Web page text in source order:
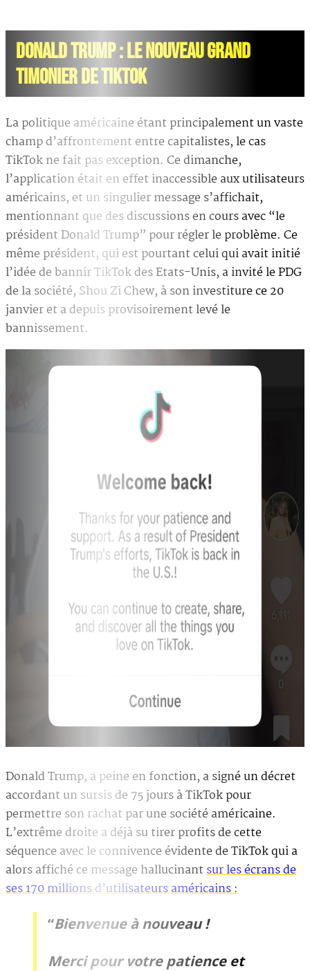
DONALD TRUMP : LE NOUVEAU GRAND
TIMONIER DE TIKTOK
La politique américaine étant principalement un vaste
champ d’affrontement entre capitalistes, le cas
TikTok ne fait pas exception. Ce dimanche,
l’application était en effet inaccessible aux utilisateurs
américains, et un singulier message s’affichait,
mentionnant que des discussions en cours avec “le
président Donald Trump” pour régler le problème. Ce
même président, qui est pourtant celui qui avait initié
l’idée de bannir TikTok des Etats-Unis, a invité le PDG
de la société, Shou Zi Chew, à son investiture ce 20
janvier et a depuis provisoirement levé le
bannissement.
Donald Trump, a peine en fonction, a signé un décret
accordant un sursis de 75 jours à TikTok pour
permettre son rachat par une société américaine.
L’extrême droite a déjà su tirer profits de cette
séquence avec le connivence évidente de TikTok qui a
alors affiché ce message hallucinantsur les écrans de
ses 170 millions d’utilisateurs américains :
“Bienvenue à nouveau !
Merci pour votre patience et